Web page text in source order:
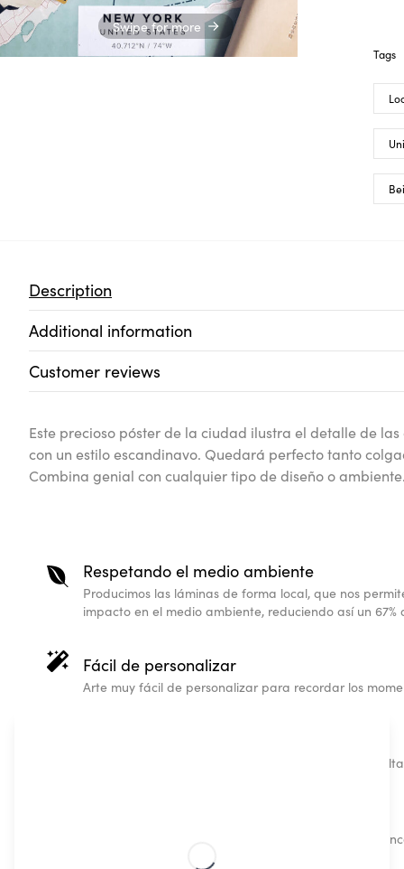
Swipe for more
Tags
Description
Additional information
Customer reviews
Este precioso póster de la ciudad ilustra el detalle de
con un estilo escandinavo. Quedará perfecto tanto
Combina genial con cualquier tipo de diseño o
Respetando el medio ambiente
Producimos las láminas de forma local, que nos
impacto en el medio ambiente, reduciendo así un 67%
Fácil de personalizar
Arte muy fácil de personalizar para recordar los
Nuestros pósters personalizados de mapas son de
Nuestros estilos escandinavos, súper demandados,